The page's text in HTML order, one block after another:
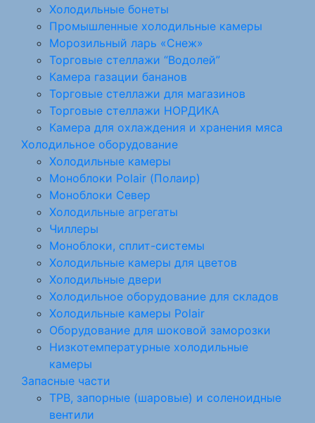
Холодильные бонеты
Промышленные холодильные камеры
Морозильный ларь «Снеж»
Торговые стеллажи “Водолей”
Камера газации бананов
Торговые стеллажи для магазинов
Торговые стеллажи НОРДИКА
Камера для охлаждения и хранения мяса
Холодильное оборудование
Холодильные камеры
Моноблоки Polair (Полаир)
Моноблоки Север
Холодильные агрегаты
Чиллеры
Моноблоки, сплит-системы
Холодильные камеры для цветов
Холодильные двери
Холодильное оборудование для складов
Холодильные камеры Polair
Оборудование для шоковой заморозки
Низкотемпературные холодильные
камеры
Запасные части
ТРВ, запорные (шаровые) и соленоидные
вентили